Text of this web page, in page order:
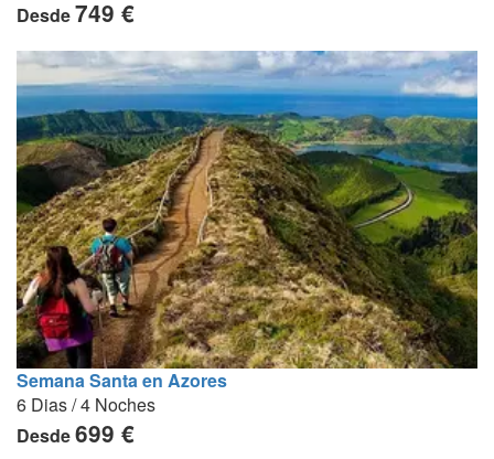
Desde749 €
Semana Santa en Azores
6 Dias / 4 Noches
Desde699 €